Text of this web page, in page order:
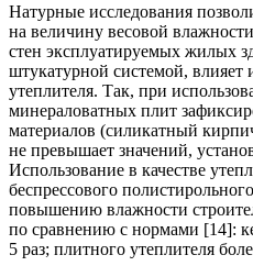
Натурные исследования
на величину весовой
стен эксплуатируемых жилых
штукатурной системой,
утеплителя. Так, при
минераловатных плит
материалов (силикатный
не превышает значений,
Использование в качестве
беспрессового
повышению влажности
по сравнению с нормами [14]:
5 раз; плитного утеплителя